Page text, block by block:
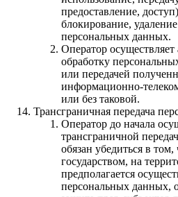
предоставление,
блокирование,
персональных данных.
Оператор
обработку
или передачей
информационно-
или без таковой.
Трансграничная передача
Оператор до начала
трансграничной
обязан убедиться в
государством, на
предполагается
персональных данных,